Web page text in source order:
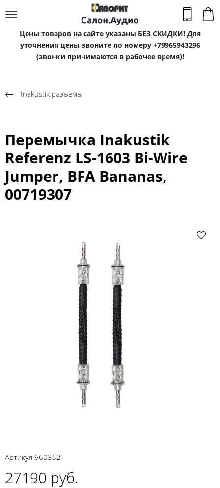
Цены товаров на сайте указаны БЕЗ СКИДКИ! Для
уточнения цены звоните по номеру +79965943296
(звонки принимаются в рабочее время)!
Inakustik разъёмы
Перемычка Inakustik
Referenz LS-1603 Bi-Wire
Jumper, BFA Bananas,
00719307
Артикул 660352
27190 руб.